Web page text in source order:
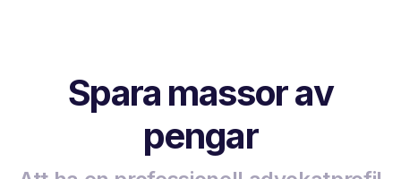
Spara massor av
pengar